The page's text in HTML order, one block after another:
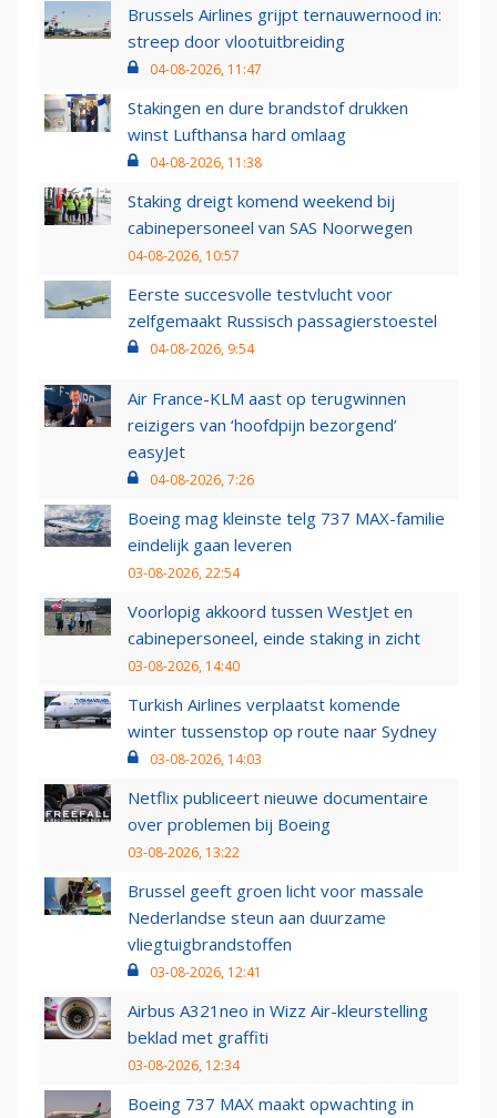
Brussels Airlines grijpt ternauwernood in:
streep door vlootuitbreiding
04-08-2026, 11:47
Stakingen en dure brandstof drukken
winst Lufthansa hard omlaag
04-08-2026, 11:38
Staking dreigt komend weekend bij
cabinepersoneel van SAS Noorwegen
04-08-2026, 10:57
Eerste succesvolle testvlucht voor
zelfgemaakt Russisch passagierstoestel
04-08-2026, 9:54
Air France-KLM aast op terugwinnen
reizigers van ‘hoofdpijn bezorgend’
easyJet
04-08-2026, 7:26
Boeing mag kleinste telg 737 MAX-familie
eindelijk gaan leveren
03-08-2026, 22:54
Voorlopig akkoord tussen WestJet en
cabinepersoneel, einde staking in zicht
03-08-2026, 14:40
Turkish Airlines verplaatst komende
winter tussenstop op route naar Sydney
03-08-2026, 14:03
Netflix publiceert nieuwe documentaire
over problemen bij Boeing
03-08-2026, 13:22
Brussel geeft groen licht voor massale
Nederlandse steun aan duurzame
vliegtuigbrandstoffen
03-08-2026, 12:41
Airbus A321neo in Wizz Air-kleurstelling
beklad met graffiti
03-08-2026, 12:34
Boeing 737 MAX maakt opwachting in